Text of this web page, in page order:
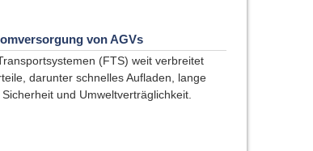
von AGVs
(FTS) weit verbreitet
darunter schnelles Aufladen, lange
und Umweltverträglichkeit.